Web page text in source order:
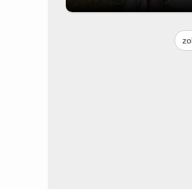
jest do usunięcia. Praktycznie
środku i pochylone na jezdnię.